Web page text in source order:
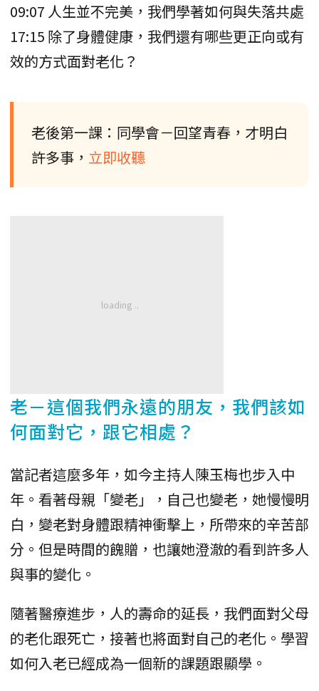
09:07 人生並不完美，我們學著如何與失落共處
17:15 除了身體健康，我們還有哪些更正向或有
效的方式面對老化？
老後第一課：同學會－回望青春，才明白
許多事， 立即收聽
老－這個我們永遠的朋友，我們該如
何面對它，跟它相處？
當記者這麼多年，如今主持人陳玉梅也步入中
年。看著母親「變老」，自己也變老，她慢慢明
白，變老對身體跟精神衝擊上，所帶來的辛苦部
分。但是時間的餽贈，也讓她澄澈的看到許多人
與事的變化。
隨著醫療進步，人的壽命的延長，我們面對父母
的老化跟死亡，接著也將面對自己的老化。學習
如何入老已經成為一個新的課題跟顯學。